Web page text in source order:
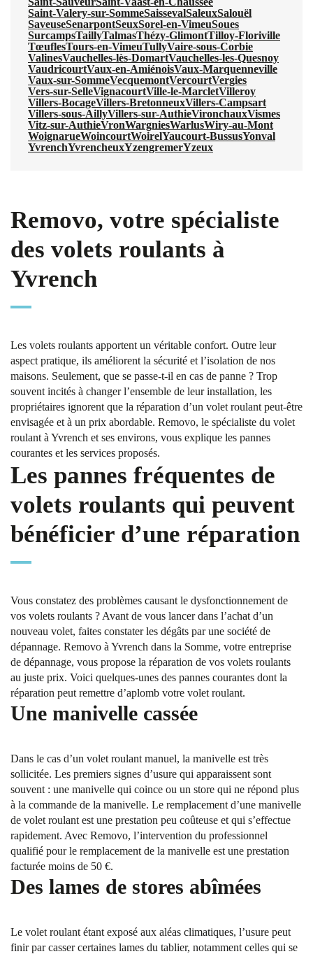
Saint-Valery-sur-SommeSaissevalSaleuxSalouël
SaveuseSenarpontSeuxSorel-en-VimeuSoues
SurcampsTaillyTalmasThézy-GlimontTilloy-Floriville
TœuflesTours-en-VimeuTullyVaire-sous-Corbie
ValinesVauchelles-lès-DomartVauchelles-les-Quesnoy
VaudricourtVaux-en-AmiénoisVaux-Marquenneville
Vaux-sur-SommeVecquemontVercourtVergies
Vers-sur-SelleVignacourtVille-le-MarcletVilleroy
Villers-BocageVillers-BretonneuxVillers-Campsart
Villers-sous-AillyVillers-sur-AuthieVironchauxVismes
Vitz-sur-AuthieVronWargniesWarlusWiry-au-Mont
WoignarueWoincourtWoirelYaucourt-BussusYonval
YvrenchYvrencheuxYzengremerYzeux
Removo, votre spécialiste
des volets roulants à
Yvrench
Les volets roulants apportent un véritable confort. Outre leur
aspect pratique, ils améliorent la sécurité et l’isolation de nos
maisons. Seulement, que se passe-t-il en cas de panne ? Trop
souvent incités à changer l’ensemble de leur installation, les
propriétaires ignorent que la réparation d’un volet roulant peut-être
envisagée et à un prix abordable. Removo, le spécialiste du volet
roulant à Yvrench et ses environs, vous explique les pannes
courantes et les services proposés.
Les pannes fréquentes de
volets roulants qui peuvent
bénéficier d’une réparation
Vous constatez des problèmes causant le dysfonctionnement de
vos volets roulants ? Avant de vous lancer dans l’achat d’un
nouveau volet, faites constater les dégâts par une société de
dépannage. Removo à Yvrench dans la Somme, votre entreprise
de dépannage, vous propose la réparation de vos volets roulants
au juste prix. Voici quelques-unes des pannes courantes dont la
réparation peut remettre d’aplomb votre volet roulant.
Une manivelle cassée
Dans le cas d’un volet roulant manuel, la manivelle est très
sollicitée. Les premiers signes d’usure qui apparaissent sont
souvent : une manivelle qui coince ou un store qui ne répond plus
à la commande de la manivelle. Le remplacement d’une manivelle
de volet roulant est une prestation peu coûteuse et qui s’effectue
rapidement. Avec Removo, l’intervention du professionnel
qualifié pour le remplacement de la manivelle est une prestation
facturée moins de 50 €.
Des lames de stores abîmées
Le volet roulant étant exposé aux aléas climatiques, l’usure peut
finir par casser certaines lames du tablier, notamment celles qui se